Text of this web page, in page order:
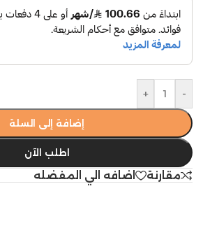
-
+
إضافة إلى السلة
اطلب الآن
مقارنة اضافه الي المفضله